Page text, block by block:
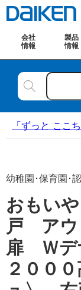
会社
情報
製品
情報
「ずっと ここ
幼稚園･保育園･
おもい
戸 アウ
扉 Ｗデ
２００